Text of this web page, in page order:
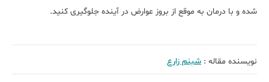
شده و با درمان به موقع از بروز عوارض در آینده جلوگیری کنید.
نویسنده مقاله : شبنم زارع